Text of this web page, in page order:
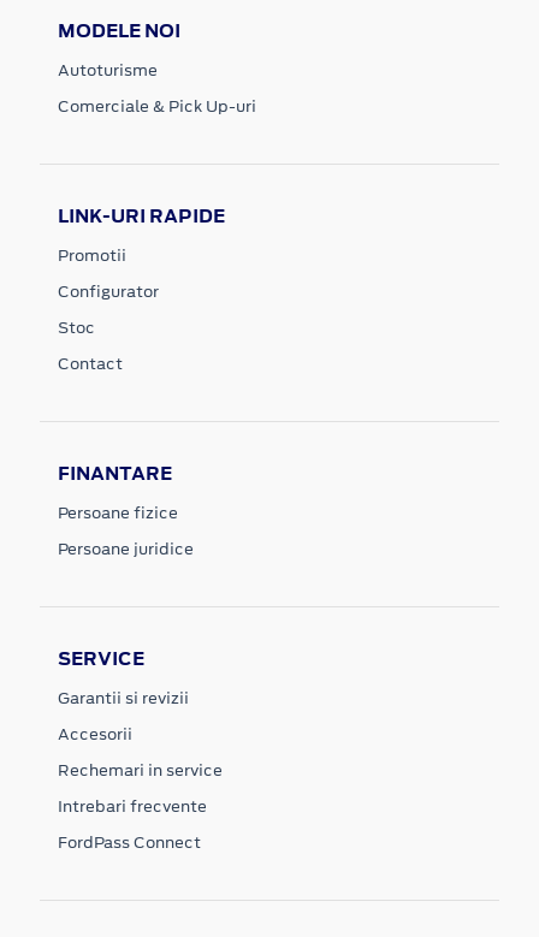
MODELE NOI
Autoturisme
Comerciale & Pick Up-uri
LINK-URI RAPIDE
Promotii
Configurator
Stoc
Contact
FINANTARE
Persoane fizice
Persoane juridice
SERVICE
Garantii si revizii
Accesorii
Rechemari in service
Intrebari frecvente
FordPass Connect